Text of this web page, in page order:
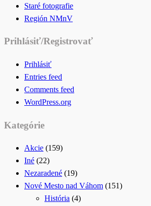
Staré fotografie
Región NMnV
Prihlásiť/Registrovať
Prihlásiť
Entries feed
Comments feed
WordPress.org
Kategórie
Akcie (159)
Iné (22)
Nezaradené (19)
Nové Mesto nad Váhom (151)
História (4)